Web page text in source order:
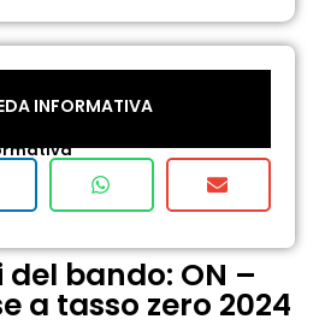
INFORMATIVA
bando: ON –
a tasso zero 2024